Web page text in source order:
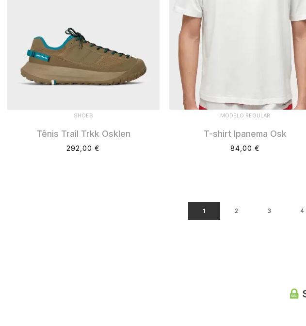
SHOES
Tênis Trail Trkk Osklen
292,00 €
MODELO REGULAR
T-shirt Ipanema Osk
84,00 €
1 2 3 4